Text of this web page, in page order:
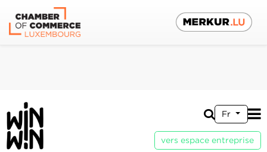
Fr
vers espace entreprise